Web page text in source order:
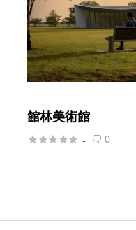
館林美術館
 -  0